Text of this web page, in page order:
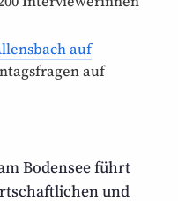
auf
auf
Bodensee führt
und